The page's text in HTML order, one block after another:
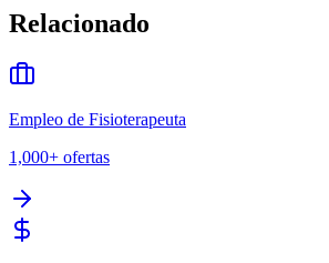
Relacionado
Empleo de Fisioterapeuta
1,000+ ofertas